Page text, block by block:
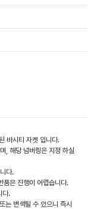
바시티 자켓 입니다.
, 해당 넘버링은 지정 하실
다.
품은 진행이 어렵습니다.
다.
는 변색될 수 있으니 즉시